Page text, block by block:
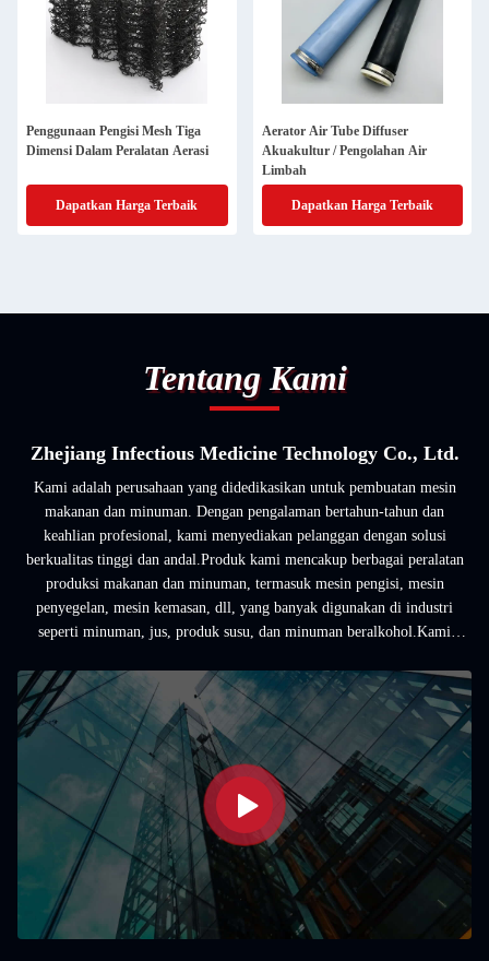
Penggunaan Pengisi Mesh Tiga
Dimensi Dalam Peralatan Aerasi
Dapatkan Harga Terbaik
Aerator Air Tube Diffuser
Akuakultur / Pengolahan Air
Limbah
Dapatkan Harga Terbaik
Tentang Kami
Zhejiang Infectious Medicine Technology Co., Ltd.
Kami adalah perusahaan yang didedikasikan untuk pembuatan mesin
makanan dan minuman. Dengan pengalaman bertahun-tahun dan
keahlian profesional, kami menyediakan pelanggan dengan solusi
berkualitas tinggi dan andal.Produk kami mencakup berbagai peralatan
produksi makanan dan minuman, termasuk mesin pengisi, mesin
penyegelan, mesin kemasan, dll, yang banyak digunakan di industri
seperti minuman, jus, produk susu, dan minuman beralkohol.Kami